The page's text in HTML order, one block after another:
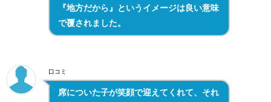
『地方だから』というイメージは良い意味
で覆されました。
口コミ
席についた子が笑顔で迎えてくれて、それ